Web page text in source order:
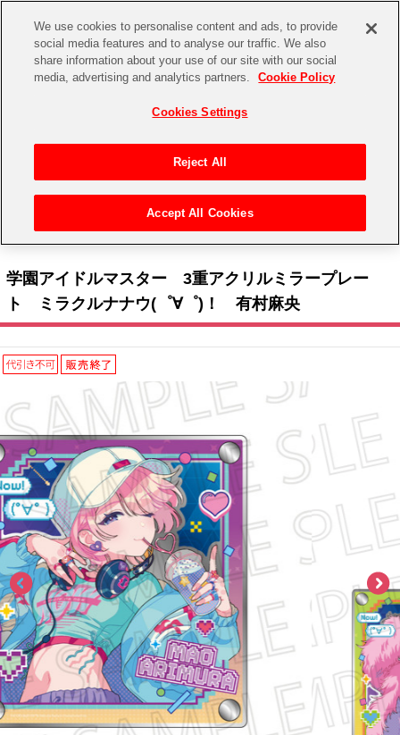
CHANNEL STORE EVENT
ゲーム 電子書籍
ASOBI TICKET
その他先行受付
プレミアム会員とは
アイドルマスターシリーズ
アイドルマスター
アイドルマスター SideM
アイドルマスター シャイニーカラーズ
学園アイドルマスター
プロジェクトアイマス ヴイアライヴ
テイルズ オブ シリーズ
電音部
鉄拳
太鼓の達人
ACE COMBAT
パックマン
ナムコクラシック
イベントグッズ
トイ・ホビー
アイドルマスター シリーズ>学園アイドルマスター
学園アイドルマスター 3重アクリルミラープレー
ト ミラクルナナウ(゜∀゜)！ 有村麻央
We use cookies to personalise content and ads, to provide
social media features and to analyse our traffic. We also
share information about your use of our site with our social
media, advertising and analytics partners.
Cookie Policy
Cookies Settings
Reject All
Accept All Cookies